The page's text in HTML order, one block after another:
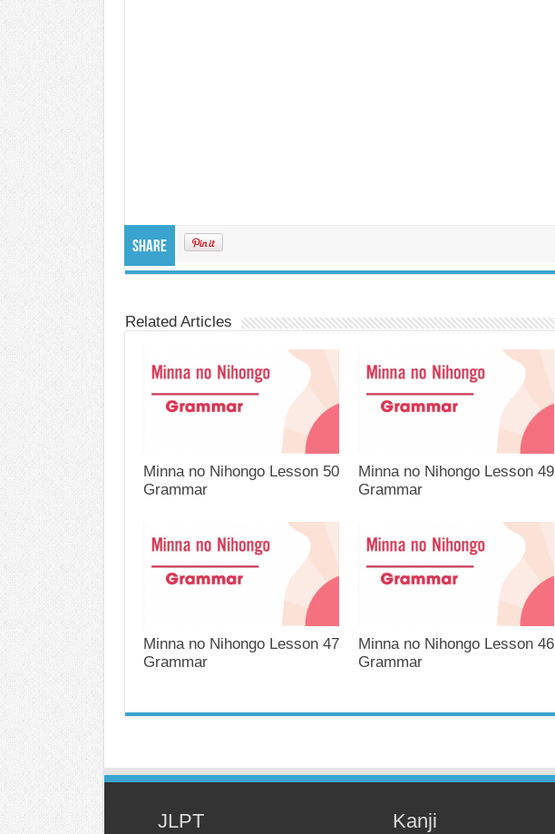
Share
Related Articles
Minna no Nihongo Lesson 50
Grammar
Minna no Nihongo Lesson 49
Grammar
Minna no Nihongo Lesson 47
Grammar
Minna no Nihongo Lesson 46
Grammar
JLPT Kanji